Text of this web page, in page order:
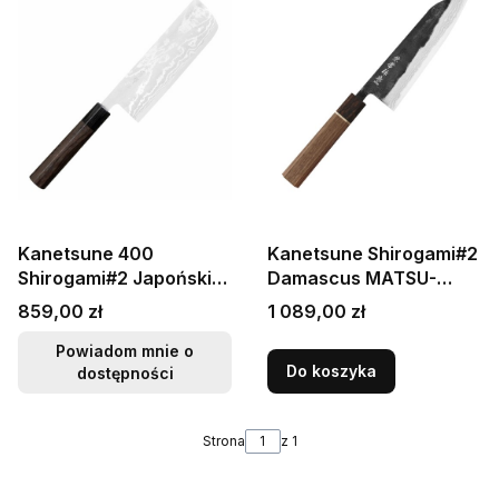
Kanetsune 400
Shirogami#2 Japoński
Nóż Nakiri 16,5cm
Cena
859,00 zł
Powiadom mnie o
dostępności
Kanetsune Shirogami#2
Damascus MATSU-
ZUMI-YAKI Japoński
Nóż Santoku 17cm
Cena
1 089,00 zł
Do koszyka
Strona z 1